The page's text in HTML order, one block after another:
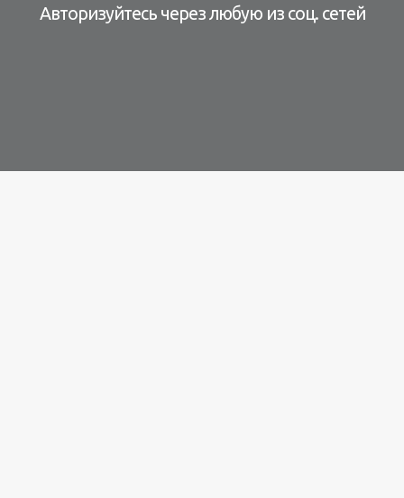
Авторизуйтесь через любую из соц. сетей